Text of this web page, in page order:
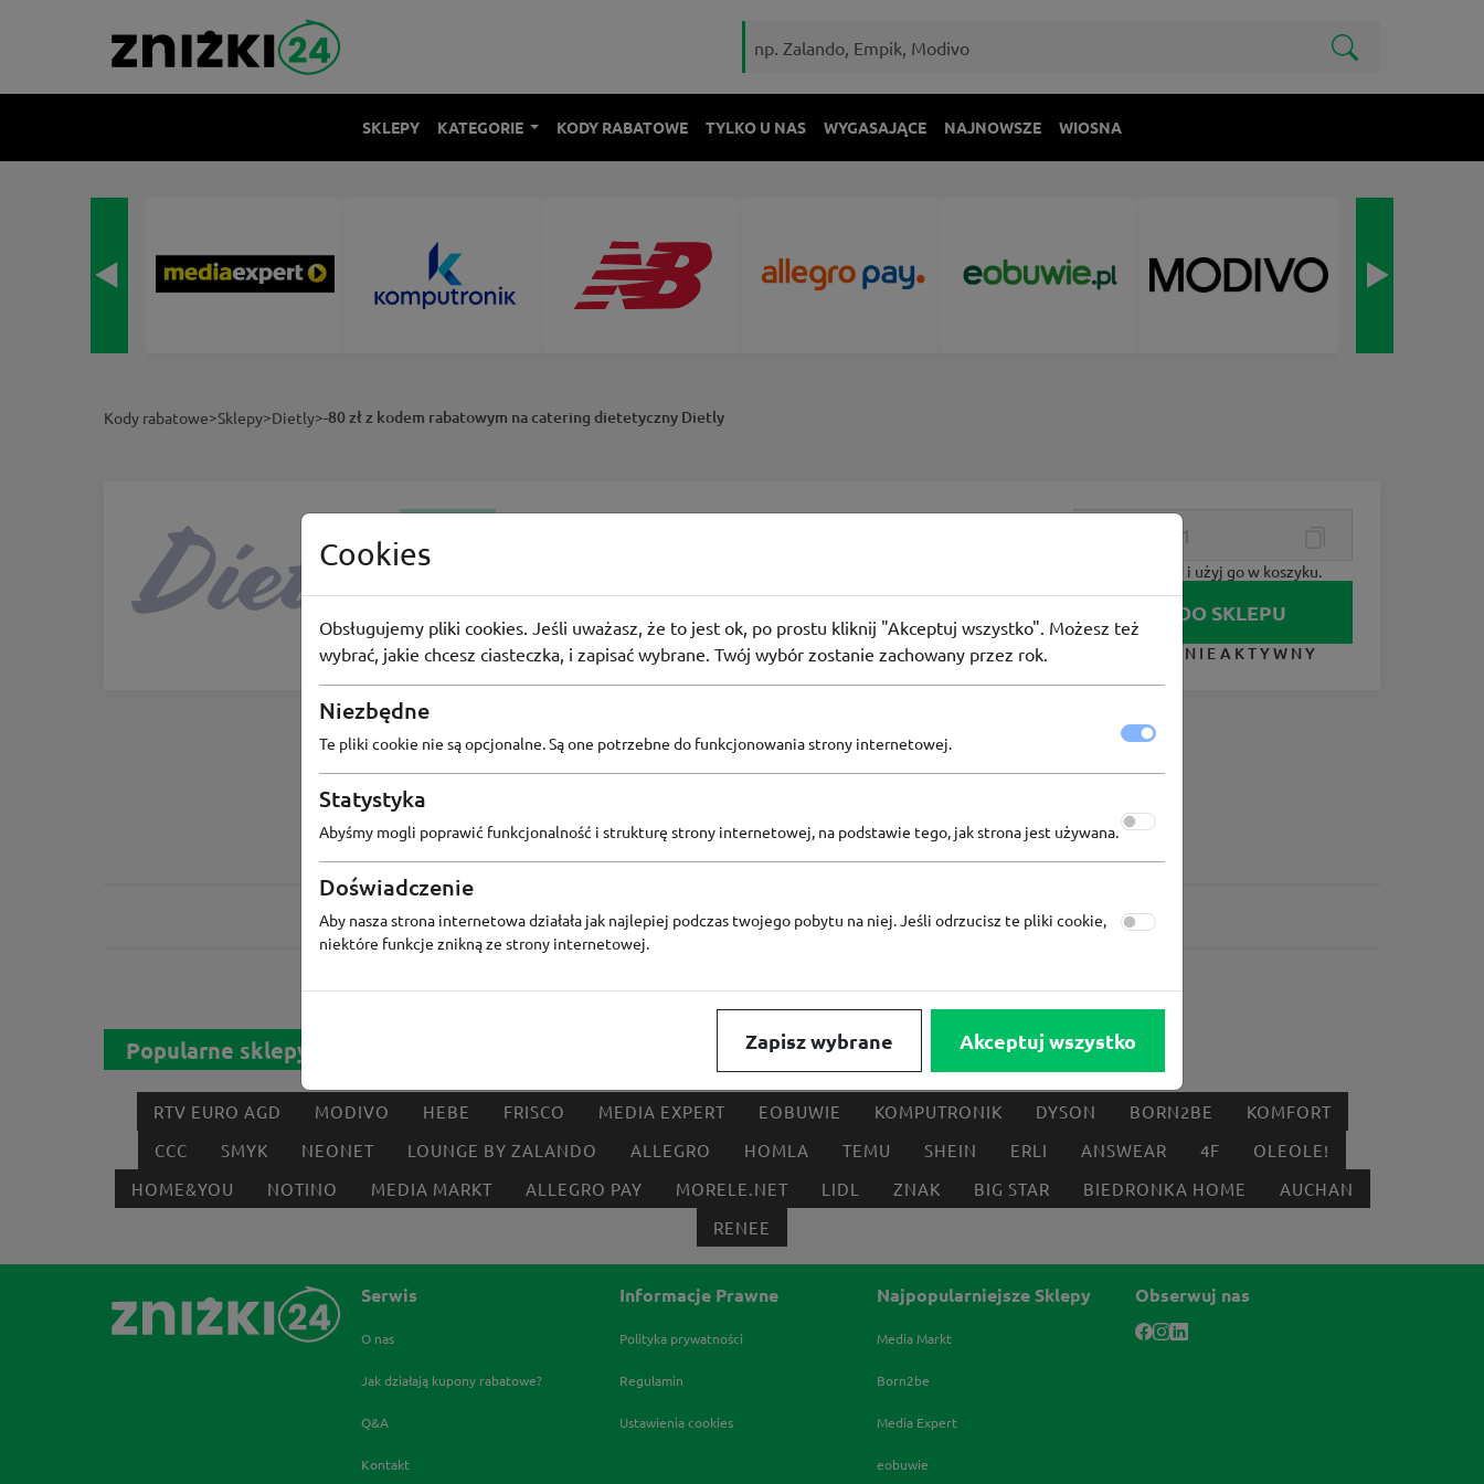
SKLEPY KATEGORIE KODY RABATOWE TYLKO U NAS WYGASAJĄCE NAJNOWSZE WIOSNA
Kody rabatowe>Sklepy>Dietly>-80 zł z kodem rabatowym na catering dietetyczny Dietly
TYLKO U NAS
Dietly
-80 zł z kodem rabatowym na catering dietetyczny Dietly
66 osób użyło KOD
Skopiuj kod i użyj go w koszyku.
IDŹ DO SKLEPU
KUPON NIEAKTYWNY
Zobacz inne
KODY RABATOWE DIETLY
Popularne sklepy
RTV EURO AGD MODIVO HEBE FRISCO MEDIA EXPERT EOBUWIE KOMPUTRONIK DYSON BORN2BE
KOMFORT
CCC
SMYK NEONET LOUNGE BY ZALANDO ALLEGRO HOMLA TEMU SHEIN ERLI ANSWEAR 4F
OLEOLE!
HOME&YOU
NOTINO MEDIA MARKT ALLEGRO PAY MORELE.NET LIDL ZNAK BIG STAR BIEDRONKA HOME
AUCHAN
RENEE
Serwis
O nas
Jak działają kupony rabatowe?
Q&A
Kontakt
Informacje Prawne
Polityka prywatności
Regulamin
Ustawienia cookies
Najpopularniejsze Sklepy
Media Markt
Born2be
Media Expert
eobuwie
Obserwuj nas
Cookies
Obsługujemy pliki cookies. Jeśli uważasz, że to jest ok, po prostu kliknij "Akceptuj wszystko". Możesz też
wybrać, jakie chcesz ciasteczka, i zapisać wybrane. Twój wybór zostanie zachowany przez rok.
Niezbędne
Te pliki cookie nie są opcjonalne. Są one potrzebne do funkcjonowania strony internetowej.
Statystyka
Abyśmy mogli poprawić funkcjonalność i strukturę strony internetowej, na podstawie tego, jak strona jest używana.
Doświadczenie
Aby nasza strona internetowa działała jak najlepiej podczas twojego pobytu na niej. Jeśli odrzucisz te pliki cookie,
niektóre funkcje znikną ze strony internetowej.
Zapisz wybrane Akceptuj wszystko